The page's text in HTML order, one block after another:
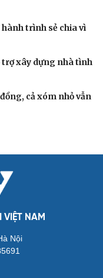
hành trình sẻ chia vì
trợ xây dựng nhà tình
cả xóm nhỏ vẫn
VIỆT NAM
Nội